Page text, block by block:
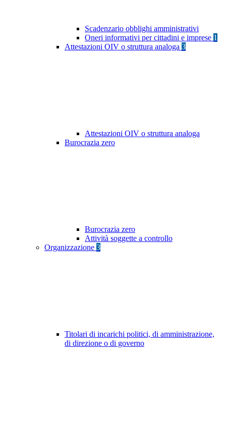
Scadenzario obblighi amministrativi
Oneri informativi per cittadini e imprese 1
Attestazioni OIV o struttura analoga 3
Attestazioni OIV o struttura analoga
Burocrazia zero
Burocrazia zero
Attività soggette a controllo
Organizzazione 3
Titolari di incarichi politici, di amministrazione,
di direzione o di governo